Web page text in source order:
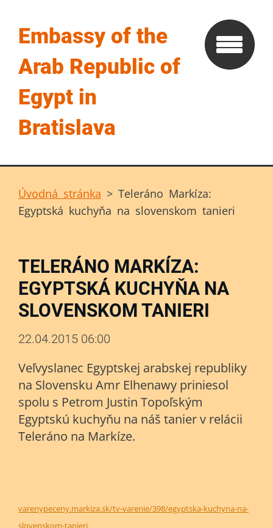
Embassy of the
Arab Republic of
Egypt in
Bratislava
Úvodná stránka > Teleráno Markíza:
Egyptská kuchyňa na slovenskom tanieri
TELERÁNO MARKÍZA:
EGYPTSKÁ KUCHYŇA NA
SLOVENSKOM TANIERI
22.04.2015 06:00
Veľvyslanec Egyptskej arabskej republiky
na Slovensku Amr Elhenawy priniesol
spolu s Petrom Justin Topoľským
Egyptskú kuchyňu na náš tanier v relácii
Teleráno na Markíze.
varenypeceny.markiza.sk/tv-varenie/398/egyptska-kuchyna-na-
slovenskom-tanieri